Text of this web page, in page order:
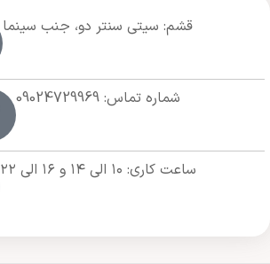
قشم: سیتی سنتر دو، جنب سینما
شماره تماس: 09024729969
ساعت کاری: ۱۰ الی ۱۴ و ۱۶ الی ۲۲